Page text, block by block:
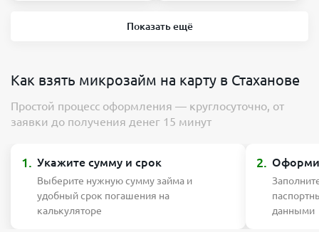
Показать ещё
Как взять микрозайм на карту в Стаханове
Простой процесс оформления — круглосуточно, от
заявки до получения денег 15 минут
1. Укажите сумму и срок
Выберите нужную сумму займа и
удобный срок погашения на
калькуляторе
2.
данными